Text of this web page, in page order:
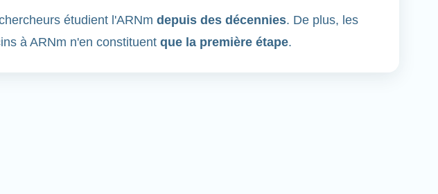
étudient l'ARNm depuis des décennies. De plus, les
à ARNm n'en constituent que la première étape.